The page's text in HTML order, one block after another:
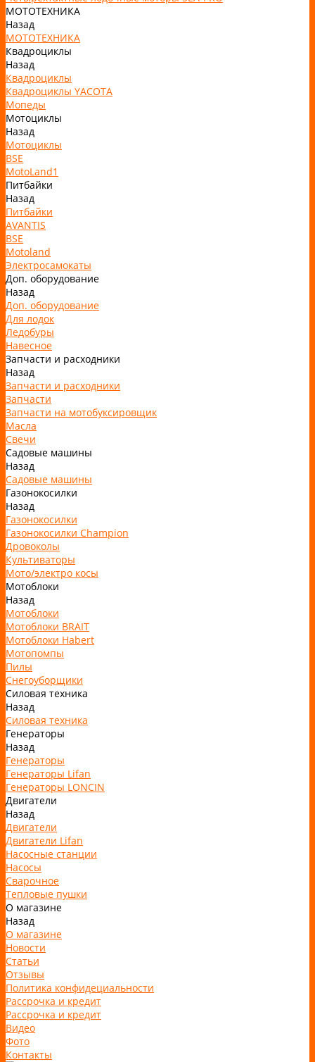
МОТОТЕХНИКА
Назад
МОТОТЕХНИКА
Квадроциклы
Назад
Квадроциклы
Квадроциклы YACOTA
Мопеды
Мотоциклы
Назад
Мотоциклы
BSE
MotoLand1
Питбайки
Назад
Питбайки
AVANTIS
BSE
Motoland
Электросамокаты
Доп. оборудование
Назад
Доп. оборудование
Для лодок
Ледобуры
Навесное
Запчасти и расходники
Назад
Запчасти и расходники
Запчасти
Запчасти на мотобуксировщик
Масла
Свечи
Садовые машины
Назад
Садовые машины
Газонокосилки
Назад
Газонокосилки
Газонокосилки Champion
Дровоколы
Культиваторы
Мото/электро косы
Мотоблоки
Назад
Мотоблоки
Мотоблоки BRAIT
Мотоблоки Habert
Мотопомпы
Пилы
Снегоуборщики
Силовая техника
Назад
Силовая техника
Генераторы
Назад
Генераторы
Генераторы Lifan
Генераторы LONCIN
Двигатели
Назад
Двигатели
Двигатели Lifan
Насосные станции
Насосы
Сварочное
Тепловые пушки
О магазине
Назад
О магазине
Новости
Статьи
Отзывы
Политика конфидециальности
Рассрочка и кредит
Рассрочка и кредит
Видео
Фото
Контакты